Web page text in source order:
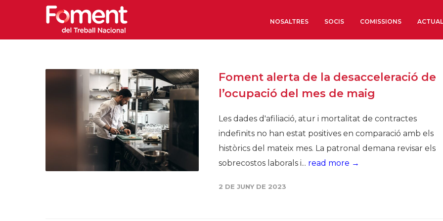
NOSALTRES
Òrgans de Govern
Òrgans Consultius
Estructura Executiva
Institut d’Estudis
Societat Barcelonesa
Econòmics i Socials
SOCIS COMISSIONS
Foment alerta de la desacceleració de
l’ocupació del mes de maig
Les dades d'afiliació, atur i mortalitat de contractes
indefinits no han estat positives en comparació amb els
històrics del mateix mes. La patronal demana revisar els
sobrecostos laborals i... read more →
2 DE JUNY DE 2023